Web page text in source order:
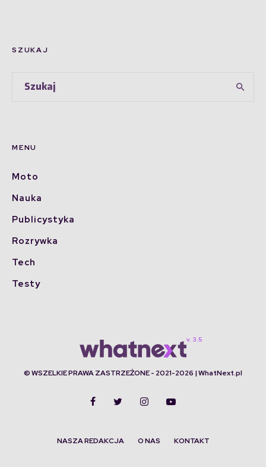
SZUKAJ
MENU
Moto
Nauka
Publicystyka
Rozrywka
Tech
Testy
© WSZELKIE PRAWA ZASTRZEŻONE - 2021-2026 | WhatNext.pl
NASZA REDAKCJA O NAS KONTAKT